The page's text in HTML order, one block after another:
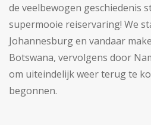
de veelbewogen geschiedenis
supermooie reiservaring! We
Johannesburg en vandaar
Botswana, vervolgens door
om uiteindelijk weer terug te
begonnen.